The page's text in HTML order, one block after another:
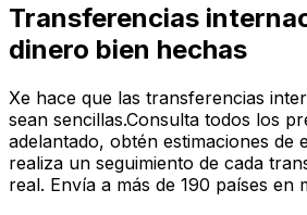
Transferencias
dinero bien hechas
Xe hace que las transferencias
sean sencillas.Consulta todos los
adelantado, obtén estimaciones de
realiza un seguimiento de cada
real. Envía a más de 190 países en